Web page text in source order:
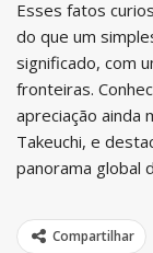
Esses fatos
do que um
significado, com
fronteiras.
apreciação ainda
Takeuchi, e
panorama global
Compartilhar